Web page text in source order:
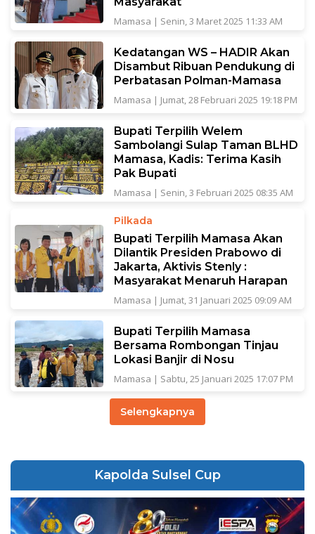
Mamasa | Senin, 3 Maret 2025 11:33 AM
Kedatangan WS – HADIR Akan
Disambut Ribuan Pendukung di
Perbatasan Polman-Mamasa
Mamasa | Jumat, 28 Februari 2025 19:18 PM
Bupati Terpilih Welem
Sambolangi Sulap Taman BLHD
Mamasa, Kadis: Terima Kasih
Pak Bupati
Mamasa | Senin, 3 Februari 2025 08:35 AM
Pilkada
Bupati Terpilih Mamasa Akan
Dilantik Presiden Prabowo di
Jakarta, Aktivis Stenly :
Masyarakat Menaruh Harapan
Mamasa | Jumat, 31 Januari 2025 09:09 AM
Bupati Terpilih Mamasa
Bersama Rombongan Tinjau
Lokasi Banjir di Nosu
Mamasa | Sabtu, 25 Januari 2025 17:07 PM
Selengkapnya
Kapolda Sulsel Cup